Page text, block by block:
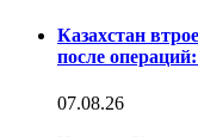
Казахстан
после
07.08.26